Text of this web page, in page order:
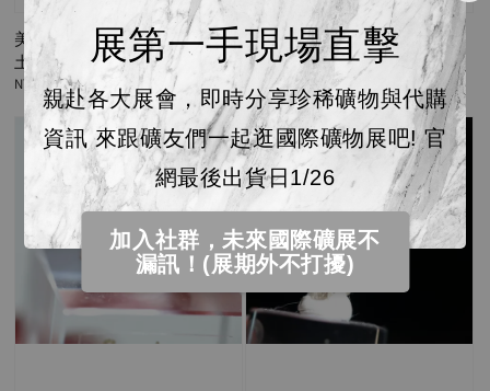
展第一手現場直擊
親赴各大展會，即時分享珍稀礦物與代購
資訊 來跟礦友們一起逛國際礦物展吧! 官
網最後出貨日1/26
加入社群，未來國際礦展不
漏訊！(展期外不打擾)
美國俄勒剛太陽 原礦 ｜2026
土桑礦物展選品 26B92J
Regular
price
NT$ 3,600
美國俄勒剛太陽 原礦 ｜2026
土桑礦物展選品 26B92G
Regular
price
NT$ 9,200